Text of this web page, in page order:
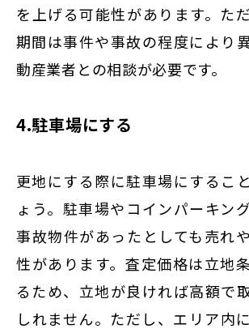
を上げる可能性があります。た
期間は事件や事故の程度により
動産業者との相談が必要です。
4.駐車場にする
更地にする際に駐車場にするこ
ょう。駐車場やコインパーキン
事故物件があったとしても売れ
性があります。査定価格は立地
るため、立地が良ければ高額で
しれません。ただし、エリア内